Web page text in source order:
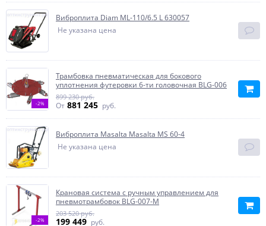
Виброплита Diam ML-110/6.5 L 630057
Не указана цена
-2%
Трамбовка пневматическая для бокового
уплотнения футеровки 6-ти головочная BLG-006
От 881 245 руб.
899 230 руб.
Виброплита Masalta Masalta MS 60-4
Не указана цена
-2%
Крановая система с ручным управлением для
пневмотрамбовок BLG-007-M
199 449 руб.
203 520 руб.